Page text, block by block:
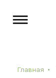
Главная